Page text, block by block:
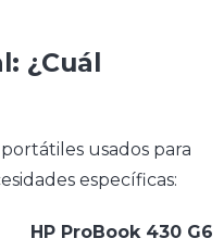
¿Cuál
usados para
específicas:
HP ProBook 430 G6